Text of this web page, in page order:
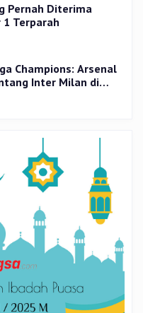
Pernah Diterima
1 Terparah
Champions: Arsenal
Inter Milan di